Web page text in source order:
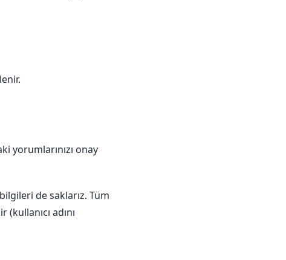
yorumlarınızı onay
de saklarız. Tüm
adını